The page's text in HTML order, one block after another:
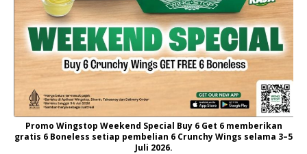
Promo Wingstop Weekend Special Buy 6 Get 6 memberikan
gratis 6 Boneless setiap pembelian 6 Crunchy Wings selama 3–5
Juli 2026.